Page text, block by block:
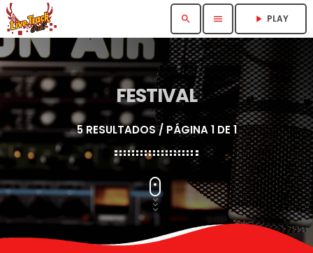
search menu play_arrow PLAY
FESTIVAL
5 RESULTADOS / PÁGINA 1 DE 1